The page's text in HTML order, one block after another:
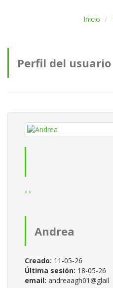
Inicio
Perfil del usuario
‹ ›
Andrea
Creado: 11-05-26
Última sesión: 18-05-26
email: andreaagh01@glail